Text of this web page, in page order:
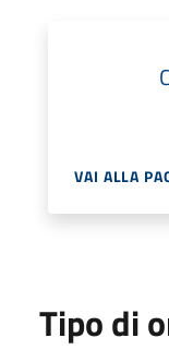
VAI ALLA
Tipo di